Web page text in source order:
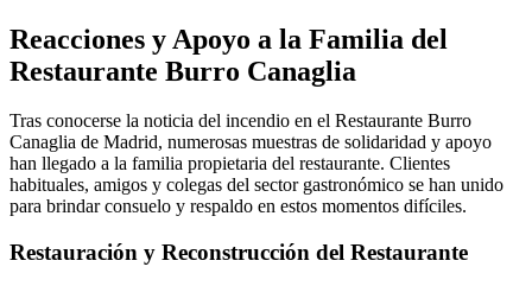
Reacciones y Apoyo a la Familia del
Restaurante Burro Canaglia
Tras conocerse la noticia del incendio en el Restaurante Burro
Canaglia de Madrid, numerosas muestras de solidaridad y apoyo
han llegado a la familia propietaria del restaurante. Clientes
habituales, amigos y colegas del sector gastronómico se han unido
para brindar consuelo y respaldo en estos momentos difíciles.
Restauración y Reconstrucción del Restaurante